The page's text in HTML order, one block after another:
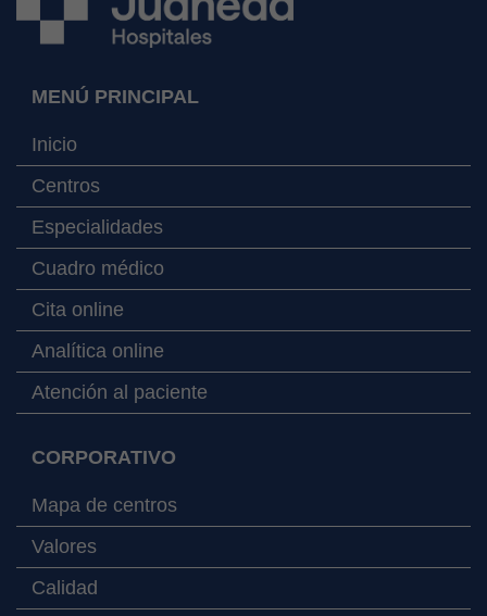
MENÚ PRINCIPAL
Inicio
Centros
Especialidades
Cuadro médico
Cita online
Analítica online
Atención al paciente
CORPORATIVO
Mapa de centros
Valores
Calidad